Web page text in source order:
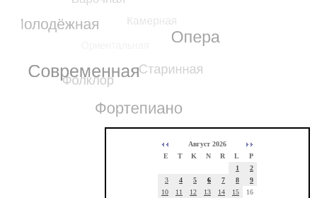
Август 2026
E
T K N R L
P
1
2
3
4 5 6 7 8
9
10
11 12 13 14 15
16